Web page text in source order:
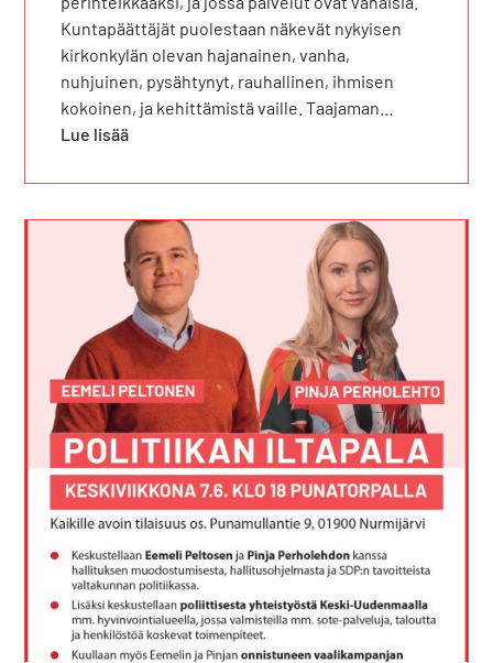
Kuntapäättäjät puolestaan näkevät nykyisen
kirkonkylän olevan hajanainen, vanha,
nuhjuinen, pysähtynyt, rauhallinen, ihmisen
kokoinen, ja kehittämistä vaille. Taajaman…
Lue lisää